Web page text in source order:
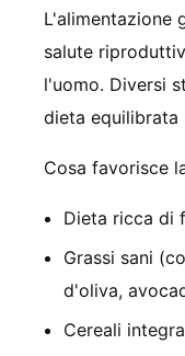
L'alimentazione
salute
l'uomo. Diversi
dieta
Cosa favorisce
Dieta ricca di
Grassi sani
d'oliva,
Cereali